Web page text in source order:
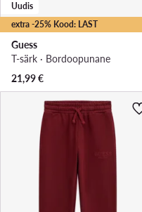
extra -25% Kood: LAST
Uudis
Guess
T-särk · Bordoopunane
21,99€